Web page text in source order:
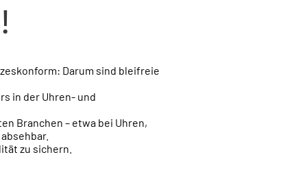
Darum sind bleifreie
in der Uhren- und
Branchen – etwa bei Uhren,
zu sichern.